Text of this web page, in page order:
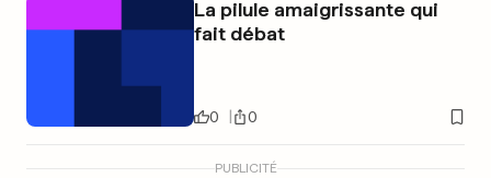
La pilule amaigrissante qui
fait débat
0 0
PUBLICITÉ